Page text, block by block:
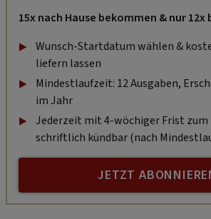
15x nach Hause bekommen & nur 12x
Wunsch-Startdatum wählen &
liefern lassen
Mindestlaufzeit: 12 Ausgaben,
im Jahr
Jederzeit mit 4-wöchiger Frist zum
schriftlich kündbar (nach
JETZT